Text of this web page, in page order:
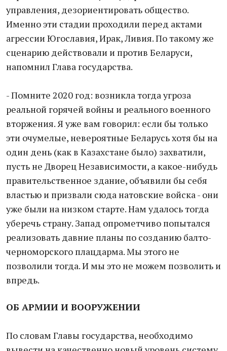
управления, дезориентировать общество.
Именно эти стадии проходили перед актами
агрессии Югославия, Ирак, Ливия. По такому же
сценарию действовали и против Беларуси,
напомнил Глава государства.
- Помните 2020 год: возникла тогда угроза
реальной горячей войны и реального военного
вторжения. Я уже вам говорил: если бы только
эти очумелые, невероятные Беларусь хотя бы на
один день (как в Казахстане было) захватили,
пусть не Дворец Независимости, а какое-нибудь
правительственное здание, объявили бы себя
властью и призвали сюда натовские войска - они
уже были на низком старте. Нам удалось тогда
уберечь страну. Запад опрометчиво попытался
реализовать давние планы по созданию балто-
черноморского плацдарма. Мы этого не
позволили тогда. И мы это не можем позволить и
впредь.
ОБ АРМИИ И ВООРУЖЕНИИ
По словам Главы государства, необходимо